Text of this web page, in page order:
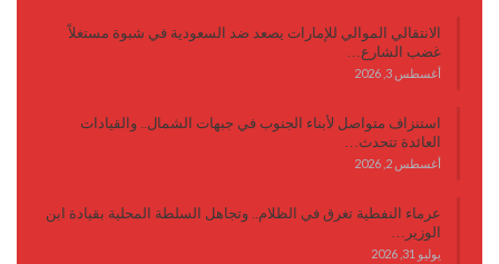
الانتقالي الموالي للإمارات يصعد ضد السعودية في شبوة مستغلاً
غضب الشارع…
أغسطس 3, 2026
استنزاف متواصل لأبناء الجنوب في جبهات الشمال.. والقيادات
العائدة تتحدث…
أغسطس 2, 2026
عرماء النفطية تغرق في الظلام.. وتجاهل السلطة المحلية بقيادة ابن
الوزير…
يوليو 31, 2026